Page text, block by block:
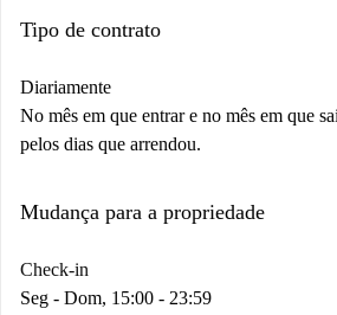
Tipo de contrato
Diariamente
No mês em que entrar e no mês em que
pelos dias que arrendou.
Mudança para a propriedade
Check-in
Seg - Dom, 15:00 - 23:59